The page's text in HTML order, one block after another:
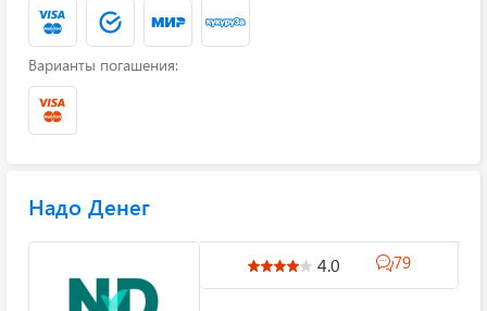
Варианты погашения:
Надо Денег
4.0 79